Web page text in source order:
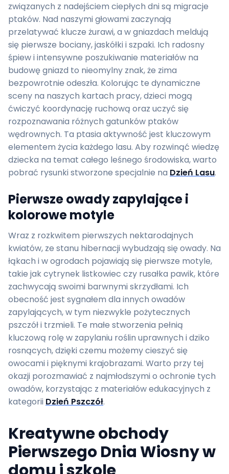
związanych z nadejściem ciepłych dni są migracje
ptaków. Nad naszymi głowami zaczynają
przelatywać klucze żurawi, a w gniazdach meldują
się pierwsze bociany, jaskółki i szpaki. Ich radosny
śpiew i intensywne poszukiwanie materiałów na
budowę gniazd to nieomylny znak, że zima
bezpowrotnie odeszła. Kolorując te dynamiczne
sceny na naszych kartach pracy, dzieci mogą
ćwiczyć koordynację ruchową oraz uczyć się
rozpoznawania różnych gatunków ptaków
wędrownych. Ta ptasia aktywność jest kluczowym
elementem życia każdego lasu. Aby rozwinąć wiedzę
dziecka na temat całego leśnego środowiska, warto
pobrać rysunki stworzone specjalnie na Dzień Lasu.
Pierwsze owady zapylające i
kolorowe motyle
Wraz z rozkwitem pierwszych nektarodajnych
kwiatów, ze stanu hibernacji wybudzają się owady. Na
łąkach i w ogrodach pojawiają się pierwsze motyle,
takie jak cytrynek listkowiec czy rusałka pawik, które
zachwycają swoimi barwnymi skrzydłami. Ich
obecność jest sygnałem dla innych owadów
zapylających, w tym niezwykle pożytecznych
pszczół i trzmieli. Te małe stworzenia pełnią
kluczową rolę w zapylaniu roślin uprawnych i dziko
rosnących, dzięki czemu możemy cieszyć się
owocami i pięknymi krajobrazami. Warto przy tej
okazji porozmawiać z najmłodszymi o ochronie tych
owadów, korzystając z materiałów edukacyjnych z
kategorii Dzień Pszczół.
Kreatywne obchody
Pierwszego Dnia Wiosny w